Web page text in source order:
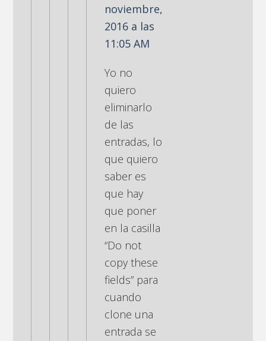
noviembre,
2016 a las
11:05 AM
Yo no
quiero
eliminarlo
de las
entradas, lo
que quiero
saber es
que hay
que poner
en la casilla
“Do not
copy these
fields” para
cuando
clone una
entrada se